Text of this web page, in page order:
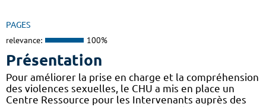
PAGES
relevance: 100%
Présentation
Pour améliorer la prise en charge et la compréhension
des violences sexuelles, le CHU a mis en place un
Centre Ressource pour les Intervenants auprès des